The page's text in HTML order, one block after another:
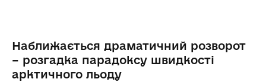
Наближається драматичний розворот
– розгадка парадоксу швидкості
арктичного льоду